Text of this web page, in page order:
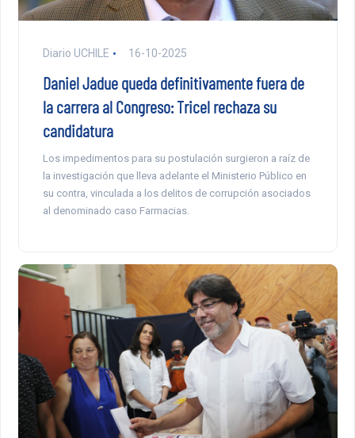
Diario UCHILE 16-10-2025
Daniel Jadue queda definitivamente fuera de
la carrera al Congreso: Tricel rechaza su
candidatura
Los impedimentos para su postulación surgieron a raíz de
la investigación que lleva adelante el Ministerio Público en
su contra, vinculada a los delitos de corrupción asociados
al denominado caso Farmacias.